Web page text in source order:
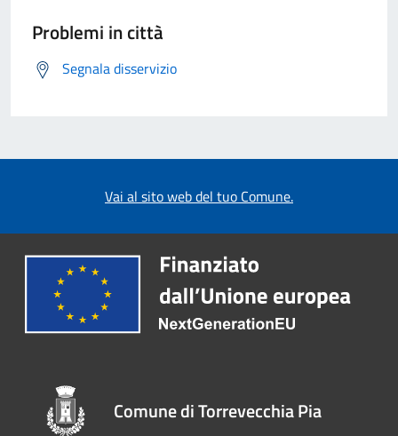
Problemi in città
Segnala disservizio
Vai al sito web del tuo Comune.
Comune di Torrevecchia Pia